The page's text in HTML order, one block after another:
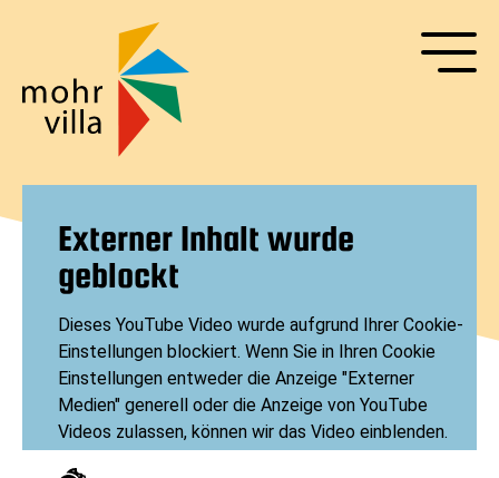
überspringen
Senden
Navigation
überspringen
Externer Inhalt wurde
geblockt
Dieses YouTube Video wurde aufgrund Ihrer Cookie-
Einstellungen blockiert. Wenn Sie in Ihren Cookie
Einstellungen entweder die Anzeige "Externer
Medien" generell oder die Anzeige von YouTube
Videos zulassen, können wir das Video einblenden.